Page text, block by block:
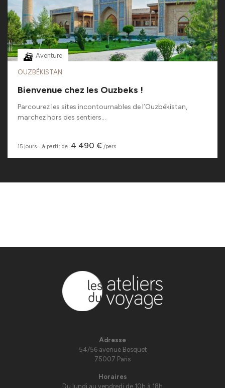
Aventure
OUZBÉKISTAN
Bienvenue chez les Ouzbeks !
Parcourez les sites incontournables de l’Ouzbékistan,
marchez hors des sentiers...
15 jours ‧ à partir de 4 490 € /pers
Adresse
54/56 avenue Bosquet
75007 Paris
Horaires
Du lundi au vendredi de 10h à 18h